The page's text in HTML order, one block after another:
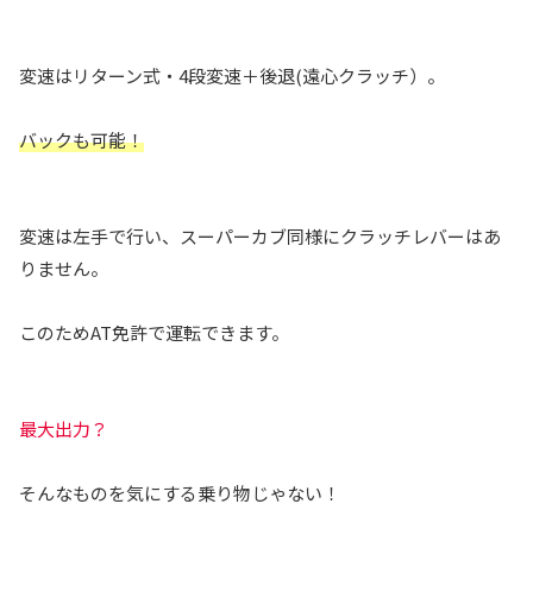
変速はリターン式・4段変速＋後退(遠心クラッチ）。
バックも可能！
変速は左手で行い、スーパーカブ同様にクラッチレバーはあ
りません。
このためAT免許で運転できます。
最大出力？
そんなものを気にする乗り物じゃない！